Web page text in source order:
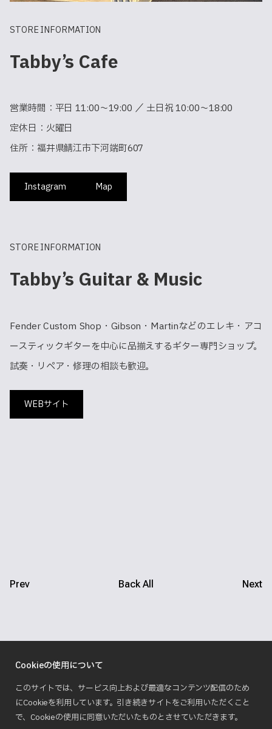
STORE INFORMATION
Tabby’s Cafe
営業時間：平日 11:00〜19:00 ／ 土日祝 10:00〜18:00
定休日：火曜日
住所：福井県鯖江市下河端町607
Instagram Map
STORE INFORMATION
Tabby’s Guitar & Music
Fender Custom Shop・Gibson・Martinなどのエレキ・アコ
ースティックギターを中心に品揃えするギター専門ショップ。
試奏・リペア・修理の相談も歓迎。
WEBサイト
Prev Back All Next
Cookieの使用について
このサイトでは、サービス向上および最適なコンテンツ配信のため
にCookieを利用しています。引き続きサイトをご利用いただくこと
で、Cookieの使用に同意いただいたものとさせていただきます。